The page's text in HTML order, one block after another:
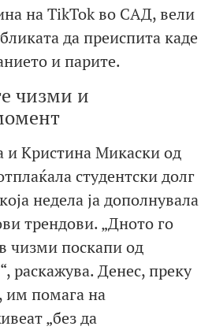
на TikTok во САД, вели
да преиспита каде
и парите.
чизми и
и Кристина Микаски од
студентски долг
недела ја дополнувала
трендови. „Дното го
чизми поскапи од
раскажува. Денес, преку
им помага на
„без да